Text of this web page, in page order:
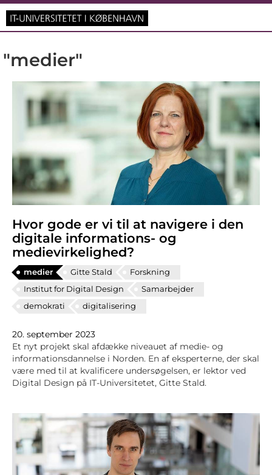
"medier"
Hvor gode er vi til at navigere i den
digitale informations- og
medievirkelighed?
medier Gitte Stald
Forskning
Institut for Digital Design
Samarbejder
demokrati
digitalisering
20. september 2023
Et nyt projekt skal afdække niveauet af medie- og
informationsdannelse i Norden. En af eksperterne, der skal
være med til at kvalificere undersøgelsen, er lektor ved
Digital Design på IT-Universitetet, Gitte Stald.